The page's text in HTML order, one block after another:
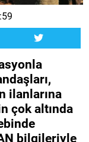
ilanlarına
çok altında
bilgileriyle